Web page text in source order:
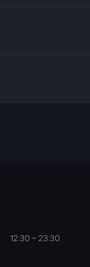
12:30 ~ 23:30